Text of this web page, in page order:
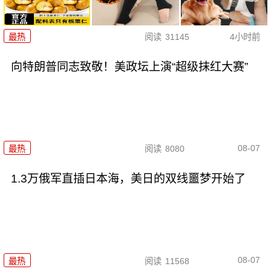
最热 阅读 31145 4小时前
向特朗普同志致敬！美政坛上演“超级抹红大赛”
最热 阅读 8080 08-07
1.3万俄军直插日本海，美日的双线噩梦开始了
最热 阅读 11568 08-07